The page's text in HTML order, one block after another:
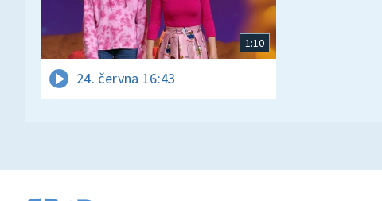
1:10
24. června 16:43